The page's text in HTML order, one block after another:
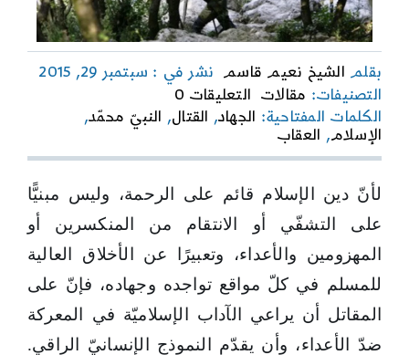
بقلم الشيخ نعيم قاسم نشر في : سبتمبر 29, 2015
التصنيفات: مقالات التعليقات 0
أخلاقيّات
القتال
الكلمات المفتاحية: الجهاد, القتال, النبيّ محمّد,
الإسلام, العقاب
لأنّ دين الإسلام قائم على الرحمة، وليس مبنيًّا
على التشفّي أو الانتقام من المنكسرين أو
المهزومين والأعداء، وتعبيرًا عن الأخلاق العالية
للمسلم في كلّ مواقع تواجده وجهاده، فإنّ على
المقاتل أن يراعي الآداب الإسلاميّة في المعركة
ضدّ الأعداء، وأن يقدّم النموذج الإنسانيّ الراقي.